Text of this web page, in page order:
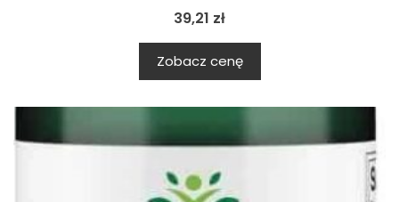
39,21 zł
Zobacz cenę